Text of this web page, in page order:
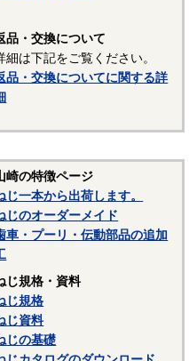
ックです。強靭な材料
性で、自己潤滑性に優れ
ので機械材料に最適な材
設計上配慮しなければな
成中に黒鉛粒子を均一
子をテープの表面に偏平
のです。面圧によるクリ
プ性、摩擦・摩耗性に優
各種構造用機器部品に用
資料抜粋）
のままの状態です。鉄の
品・交換について
細は下記をご覧ください。
品・交換についてに関する詳
崎の特徴ページ
じ一本から出荷します。
じのオーダーメイド
車・プーリ・伝動部品の追加
じ規格・資料
じ規格
じ資料
じの基礎